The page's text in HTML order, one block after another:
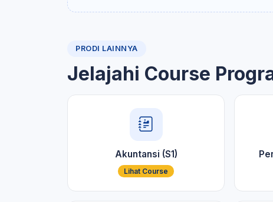
PRODI LAINNYA
Jelajahi Course
Akuntansi (S1)
Lihat Course